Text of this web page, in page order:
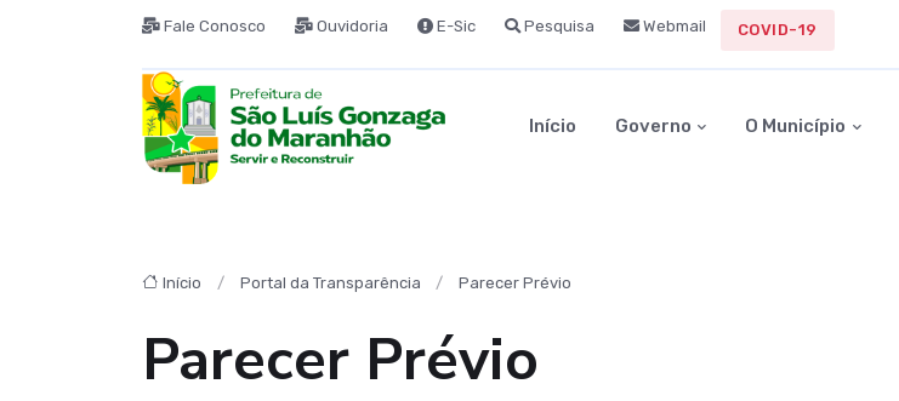
Fale Conosco Ouvidoria E-Sic Pesquisa Webmail COVID-19
Início Governo O Município
Início Portal da Transparência Parecer Prévio
Parecer Prévio